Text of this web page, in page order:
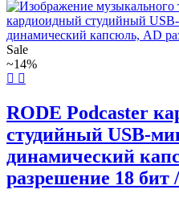
Sale
~14%
RODE Podcaster
студийный USB-
динамический
разрешение 18 бит